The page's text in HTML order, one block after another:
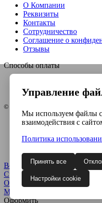
Управление
Мы используем файлы
взаимодействия с
Политика
Принять все
Настройки cookie
О Компании
Реквизиты
Контакты
Сотрудничество
Соглашение о
Отзывы
Способы оплаты
© Интернет-магазин Евро-
Контакты
Политика
Войти
Регистрация
Сравнение
Отложенные0
Моя корзина
Оформить